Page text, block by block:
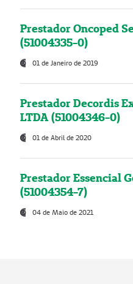
Prestador Oncoped
(51004335-0)
01 de Janeiro de 2019
Prestador Decordis
LTDA (51004346-0)
01 de Abril de 2020
Prestador Essencial
(51004354-7)
04 de Maio de 2021